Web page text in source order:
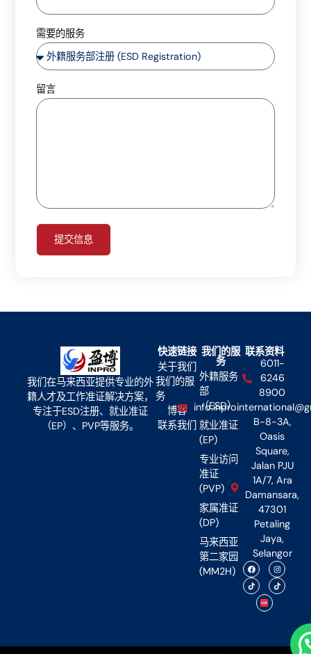
需要的服务
留言
提交信息
我们在马来西亚提供专业的外
籍人才及工作准证解决方案，
专注于ESD注册、就业准证
（EP）、PVP等服务。
快速链接
关于我们
我们的服
务
博客
联系我们
我们的服
务
外籍服务
部
（ESD）
就业准证
(EP)
专业访问
准证
(PVP)
家属准证
(DP)
马来西亚
第二家园
(MM2H)
联系资料
6011-
6246
8900
B-8-3A,
Oasis
Square,
Jalan PJU
1A/7, Ara
Damansara,
47301
Petaling
Jaya,
Selangor